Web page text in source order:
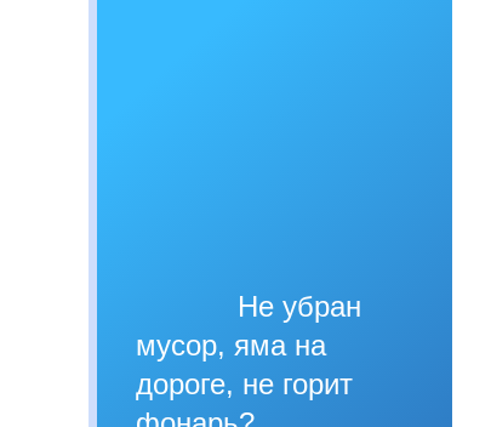
Не убран
мусор, яма на
дороге, не горит